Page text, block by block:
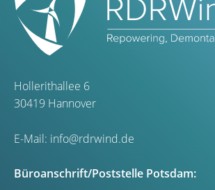
Hollerithallee 6
30419 Hannover
E-Mail: info@rdrwind.de
Büroanschrift/Poststelle Potsdam: